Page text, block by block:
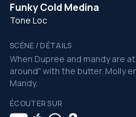
Funky Cold Medina
Tone Loc
SCÈNE / DÉTAILS
When Dupree and mandy are
around" with the butter. Molly
Mandy.
ÉCOUTER SUR